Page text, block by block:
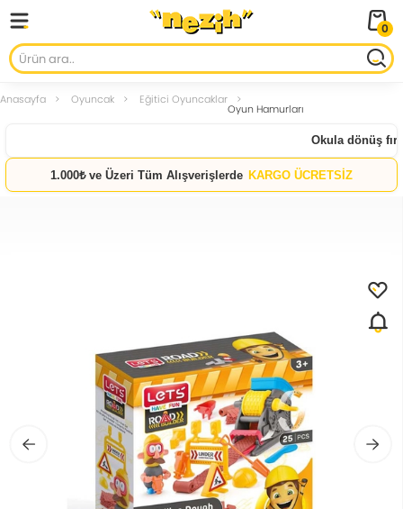
0
Anasayfa Oyuncak Eğitici Oyuncaklar
Oyun Hamurları
Okula dönüş
1.000₺ ve Üzeri Tüm Alışverişlerde KARGO ÜCRETSİZ